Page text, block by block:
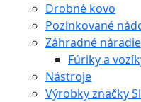
Drobné kovo
Pozinkované
Záhradné náradie
Fúriky a
Nástroje
Výrobky značky